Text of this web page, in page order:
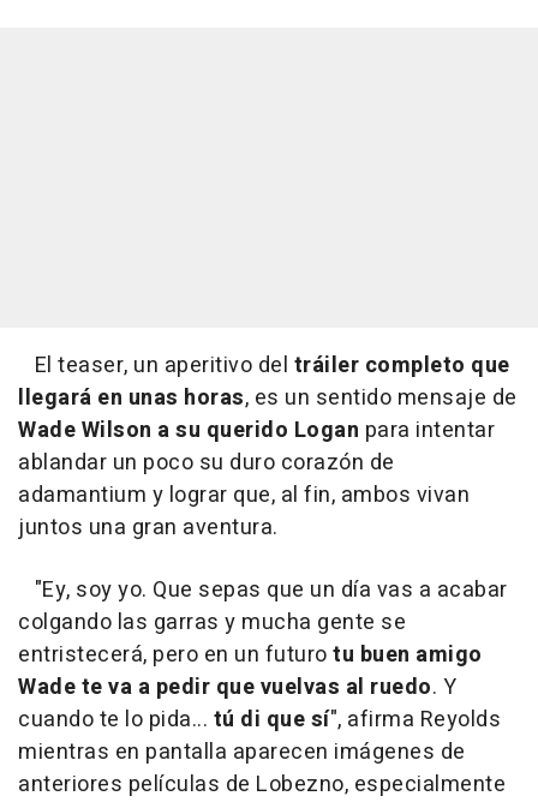
El teaser, un aperitivo del tráiler completo que
llegará en unas horas, es un sentido mensaje de
Wade Wilson a su querido Logan para intentar
ablandar un poco su duro corazón de
adamantium y lograr que, al fin, ambos vivan
juntos una gran aventura.
"Ey, soy yo. Que sepas que un día vas a acabar
colgando las garras y mucha gente se
entristecerá, pero en un futurotu buen amigo
Wade te va a pedir que vuelvas al ruedo. Y
cuando te lo pida... tú di que sí", afirma Reyolds
mientras en pantalla aparecen imágenes de
anteriores películas de Lobezno, especialmente